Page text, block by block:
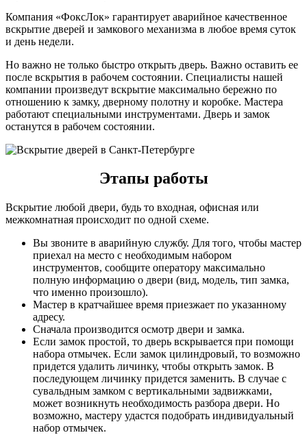
Компания «ФоксЛок» гарантирует аварийное качественное
вскрытие дверей и замкового механизма в любое время суток
и день недели.
Но важно не только быстро открыть дверь. Важно оставить ее
после вскрытия в рабочем состоянии. Специалисты нашей
компании произведут вскрытие максимально бережно по
отношению к замку, дверному полотну и коробке. Мастера
работают специальными инструментами. Дверь и замок
останутся в рабочем состоянии.
Этапы работы
Вскрытие любой двери, будь то входная, офисная или
межкомнатная происходит по одной схеме.
Вы звоните в аварийную службу. Для того, чтобы мастер
приехал на место с необходимым набором
инструментов, сообщите оператору максимально
полную информацию о двери (вид, модель, тип замка,
что именно произошло).
Мастер в кратчайшее время приезжает по указанному
адресу.
Сначала производится осмотр двери и замка.
Если замок простой, то дверь вскрывается при помощи
набора отмычек. Если замок цилиндровый, то возможно
придется удалить личинку, чтобы открыть замок. В
последующем личинку придется заменить. В случае с
сувальдным замком с вертикальными задвижками,
может возникнуть необходимость разбора двери. Но
возможно, мастеру удастся подобрать индивидуальный
набор отмычек.